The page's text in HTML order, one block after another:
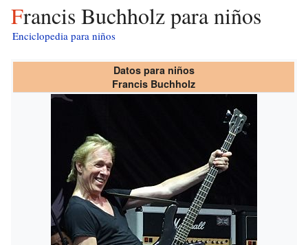
Francis Buchholz para niños
Enciclopedia para niños
Datos para niños
Francis Buchholz